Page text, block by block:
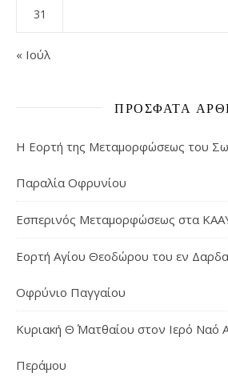
31
« Ιούλ
ΠΡΌΣΦΑΤΑ
Η Εορτή της Μεταμορφώσεως του
Παραλία Οφρυνίου
Εσπερινός Μεταμορφώσεως στα
Εορτή Αγίου Θεοδώρου του εν
Οφρύνιο Παγγαίου
Κυριακή Θ΄ Ματθαίου στον Ιερό Ναό
Περάμου